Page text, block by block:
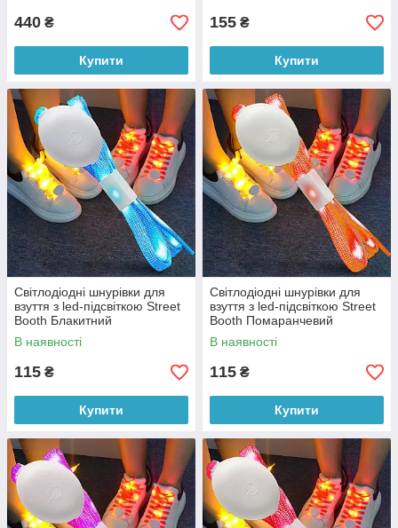
440 ₴
Купити
155 ₴
Купити
Світлодіодні шнурівки для
взуття з led-підсвіткою Street
Booth Блакитний
В наявності
115 ₴
Купити
Світлодіодні шнурівки для
взуття з led-підсвіткою Street
Booth Помаранчевий
В наявності
115 ₴
Купити